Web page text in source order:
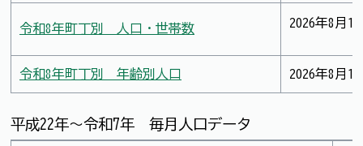
令和8年町丁別 人口・世帯数 2026年8月
令和8年町丁別 年齢別人口 2026年8月
平成22年～令和7年 毎月人口データ